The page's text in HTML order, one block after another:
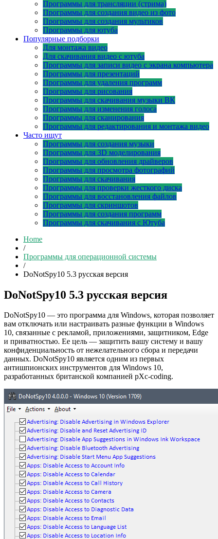
Программы для трансляции (стрима)
Программы для создания видео из фото
Программы для создания мультиков
Программы для ютуба
Популярные подборки
Для монтажа видео
Для скачивания видео с ютуба
Программы для записи видео с экрана компьютера
Программы для презентаций
Программы для удаления программ
Программы для рисования
Программы для скачивания музыки ВК
Программы для изменения голоса
Программы для сканирования
Программы для редактирования и монтажа видео
Часто ищут
Программы для создания музыки
Программы для 3D моделирования
Программы для обновления драйверов
Программы для просмотра фотографий
Программы для скачивания
Программы для проверки жесткого диска
Программы для восстановления файлов
Программы для скриншотов
Программы для создания программ
Программы для скачивания с Ютуба
Home
/
Программы для операционной системы
/
DoNotSpy10 5.3 русская версия
DoNotSpy10 5.3 русская версия
DoNotSpy10 — это программа для Windows, которая позволяет
вам отключать или настраивать разные функции в Windows
10, связанные с рекламой, приложениями, защитником, Edge
и приватностью. Ее цель — защитить вашу систему и вашу
конфиденциальность от нежелательного сбора и передачи
данных. DoNotSpy10 является одним из первых
антишпионских инструментов для Windows 10,
разработанных британской компанией pXc-coding.